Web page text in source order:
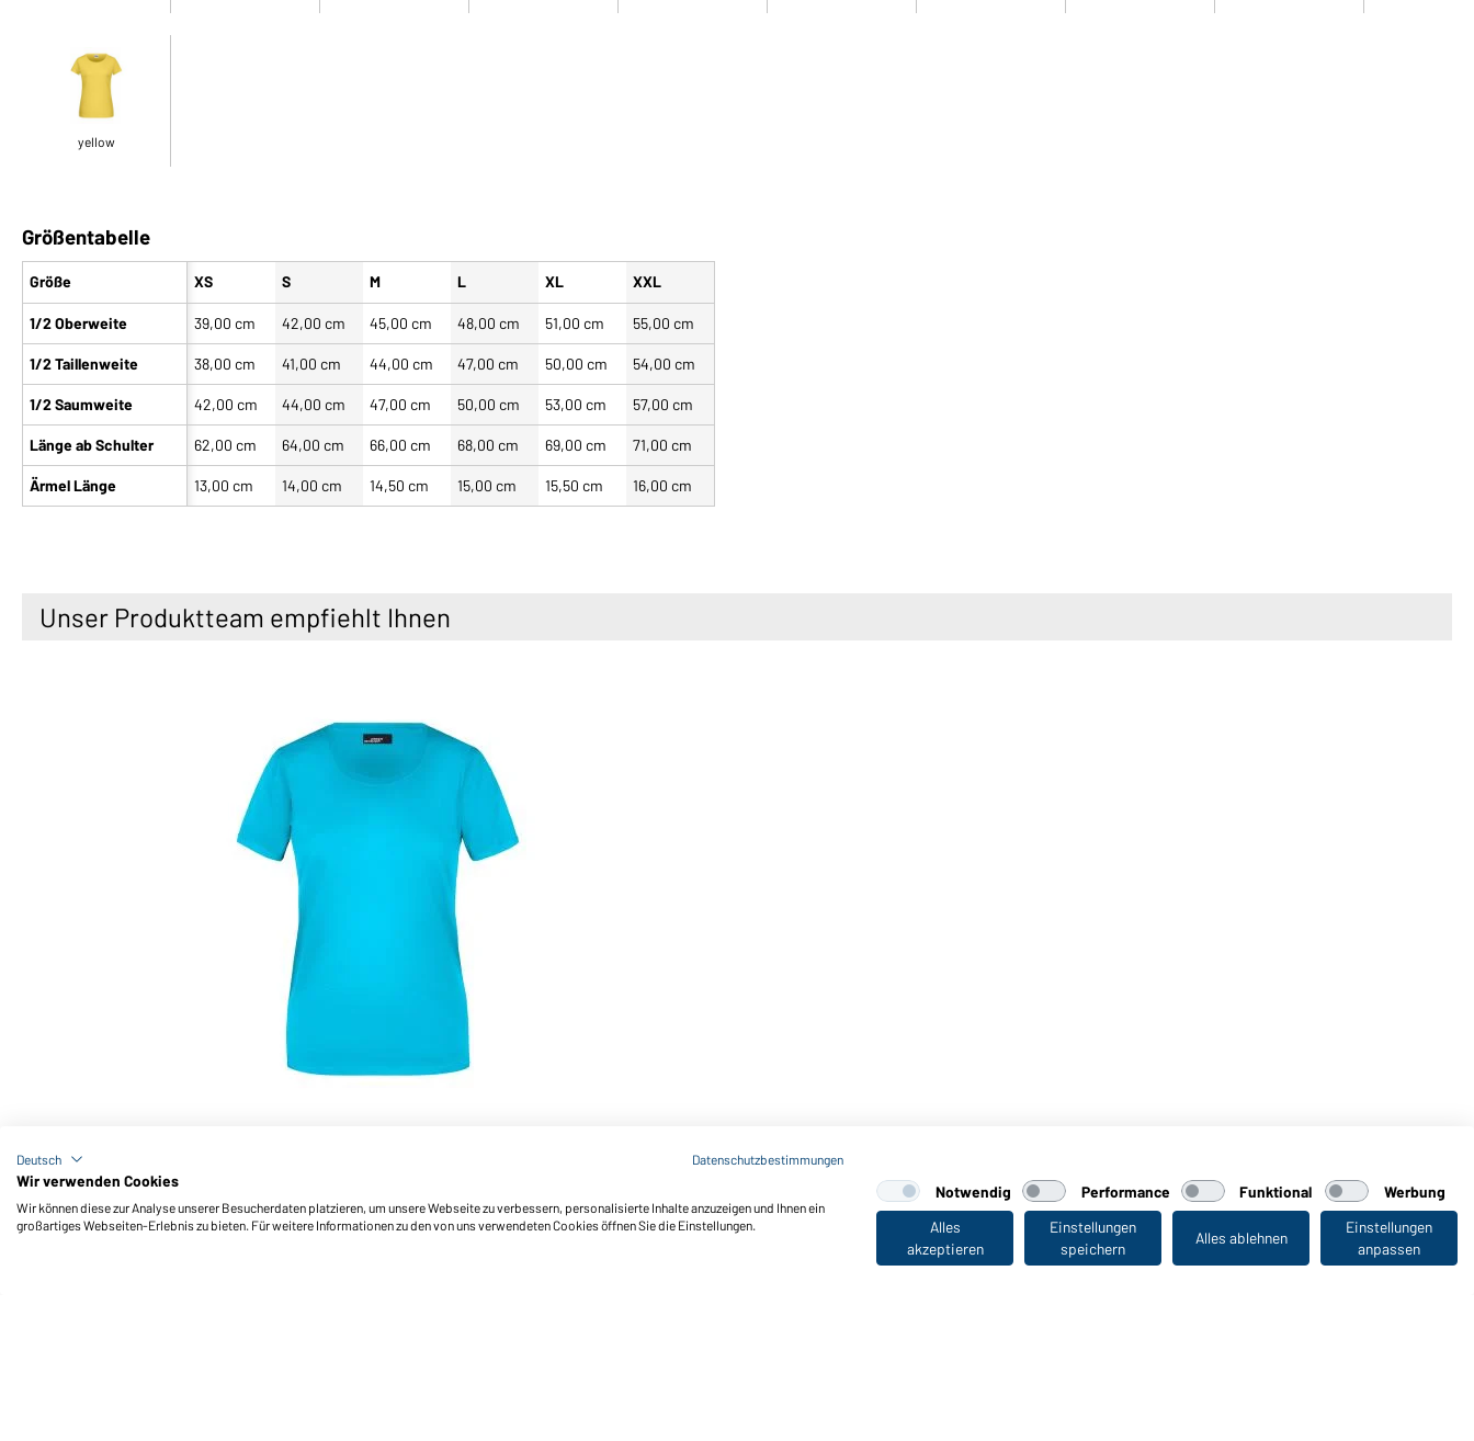
yellow
Größentabelle
Größe
1/2 Oberweite
1/2 Taillenweite
1/2 Saumweite
Länge ab Schulter
Ärmel Länge
XS S M L XL XXL
39,00 cm 42,00 cm 45,00 cm 48,00 cm 51,00 cm 55,00 cm
38,00 cm 41,00 cm 44,00 cm 47,00 cm 50,00 cm 54,00 cm
42,00 cm 44,00 cm 47,00 cm 50,00 cm 53,00 cm 57,00 cm
62,00 cm 64,00 cm 66,00 cm 68,00 cm 69,00 cm 71,00 cm
13,00 cm 14,00 cm 14,50 cm 15,00 cm 15,50 cm 16,00 cm
Unser Produktteam empfiehlt Ihnen
Ladies' Basic-T (turquoise)
Zuletzt angesehen
Deutsch Datenschutzbestimmungen
Wir verwenden Cookies
Wir können diese zur Analyse unserer Besucherdaten platzieren, um unsere Webseite zu verbessern, personalisierte Inhalte anzuzeigen und Ihnen ein
großartiges Webseiten-Erlebnis zu bieten. Für weitere Informationen zu den von uns verwendeten Cookies öffnen Sie die Einstellungen.
Notwendig Performance Funktional
Werbung
Alles
akzeptieren
Einstellungen
speichern
Alles ablehnen
Einstellungen
anpassen